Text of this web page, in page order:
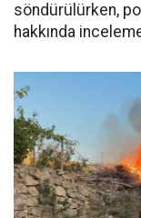
söndürülürken,
hakkında